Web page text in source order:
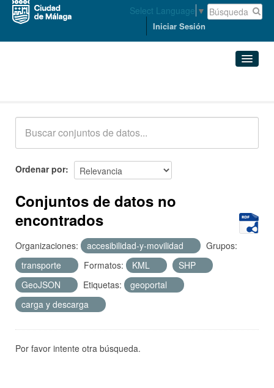
Select Language ▼
Iniciar Sesión
Acerca de
Ordenar por
Conjuntos de datos no
encontrados
Organizaciones: accesibilidad-y-movilidad
Grupos:
transporte
Formatos: KML
SHP
GeoJSON
Etiquetas:
geoportal
carga y descarga
Por favor intente otra búsqueda.